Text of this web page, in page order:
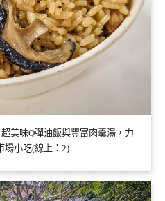
美味Q彈油飯與豐富肉羹湯，力
場小吃(線上：2)